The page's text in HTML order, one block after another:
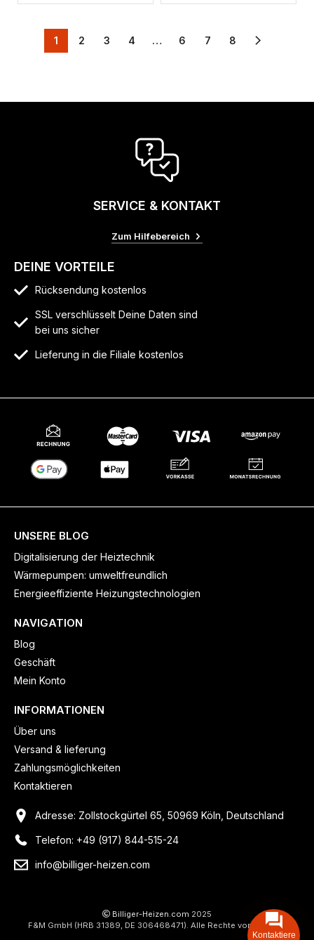
1 2 3 4 … 6 7 8
SERVICE & KONTAKT
Zum Hilfebereich
DEINE VORTEILE
Rücksendung kostenlos
SSL verschlüsselt Deine Daten sind
bei uns sicher
Lieferung in die Filiale kostenlos
UNSERE BLOG
Digitalisierung der Heiztechnik
Wärmepumpen: umweltfreundlich
Energieeffiziente Heizungstechnologien
NAVIGATION
Blog
Geschäft
Mein Konto
INFORMATIONEN
Über uns
Versand & lieferung
Zahlungsmöglichkeiten
Kontaktieren
Adresse: Zollstockgürtel 65, 50969 Köln, Deutschland
Telefon: +49 (917) 844-515-24
info@billiger-heizen.com
Billiger-Heizen.com 2025
F&M GmbH (HRB 31389, DE 306468471). Alle Rechte vorbehalten.
Kontaktiere